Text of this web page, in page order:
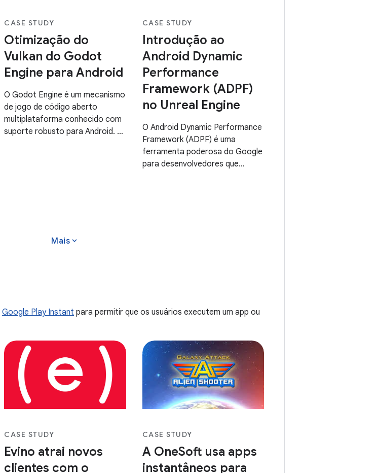
CASE STUDY
Otimização do
Vulkan do Godot
Engine para Android
O Godot Engine é um mecanismo
de jogo de código aberto
multiplataforma conhecido com
suporte robusto para Android. O
CASE STUDY
Introdução ao
Android Dynamic
Performance
Framework (ADPF)
no Unreal Engine
O Android Dynamic Performance
Framework (ADPF) é uma
ferramenta poderosa do Google
para desenvolvedores que
Mais expand_more
Google Play Instant para permitir que os usuários executem um app ou
CASE STUDY
Evino atrai novos
clientes com o
CASE STUDY
A OneSoft usa apps
instantâneos para